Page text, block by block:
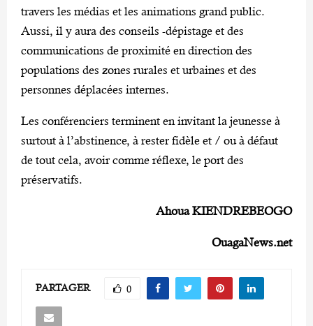
travers les médias et les animations grand public.
Aussi, il y aura des conseils -dépistage et des
communications de proximité en direction des
populations des zones rurales et urbaines et des
personnes déplacées internes.
Les conférenciers terminent en invitant la jeunesse à
surtout à l’abstinence, à rester fidèle et / ou à défaut
de tout cela, avoir comme réflexe, le port des
préservatifs.
Ahoua KIENDREBEOGO
OuagaNews.net
PARTAGER 0